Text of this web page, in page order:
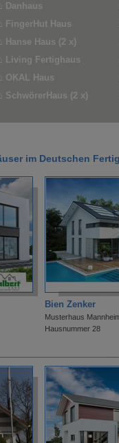
Danhaus
FingerHut Haus
Hanse Haus (2 x)
Living Fertighaus
OKAL Haus
SchwörerHaus (2 x)
im Deutschen
Bien Zenker
Musterhaus
Hausnummer 28